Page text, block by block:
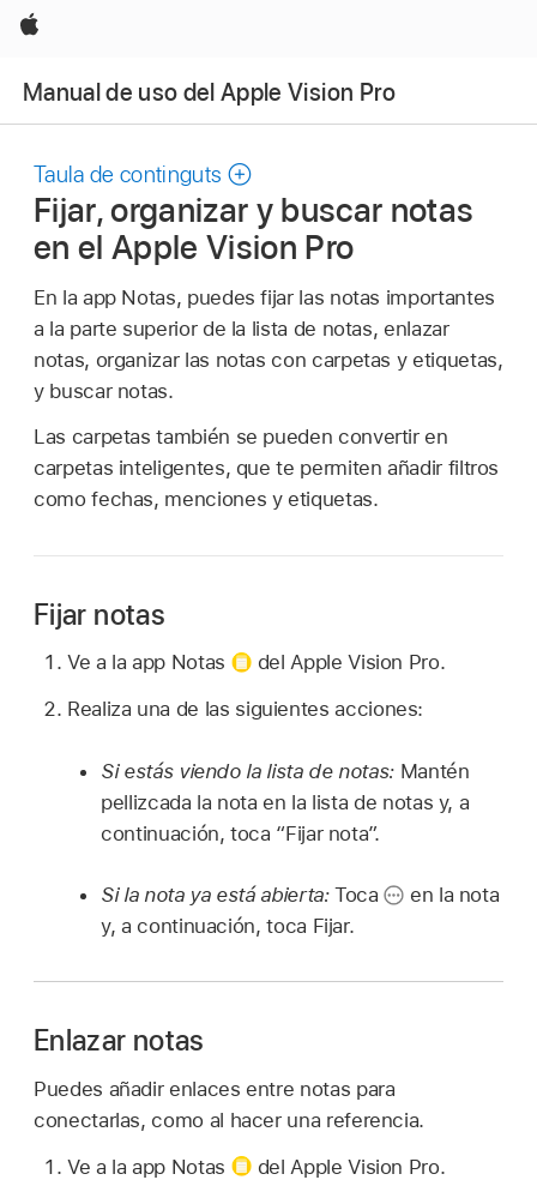
Apple
Manual de uso del Apple Vision Pro
Taula de continguts
Fijar, organizar y buscar notas
en el Apple Vision Pro
En la app Notas, puedes fijar las notas importantes
a la parte superior de la lista de notas, enlazar
notas, organizar las notas con carpetas y etiquetas,
y buscar notas.
Las carpetas también se pueden convertir en
carpetas inteligentes, que te permiten añadir filtros
como fechas, menciones y etiquetas.
Fijar notas
Ve a la app Notas
del Apple Vision Pro.
Realiza una de las siguientes acciones:
Si estás viendo la lista de notas: Mantén
pellizcada la nota en la lista de notas y, a
continuación, toca “Fijar nota”.
Si la nota ya está abierta:Toca
en la nota
y, a continuación, toca Fijar.
Enlazar notas
Puedes añadir enlaces entre notas para
conectarlas, como al hacer una referencia.
Ve a la app Notas
del Apple Vision Pro.